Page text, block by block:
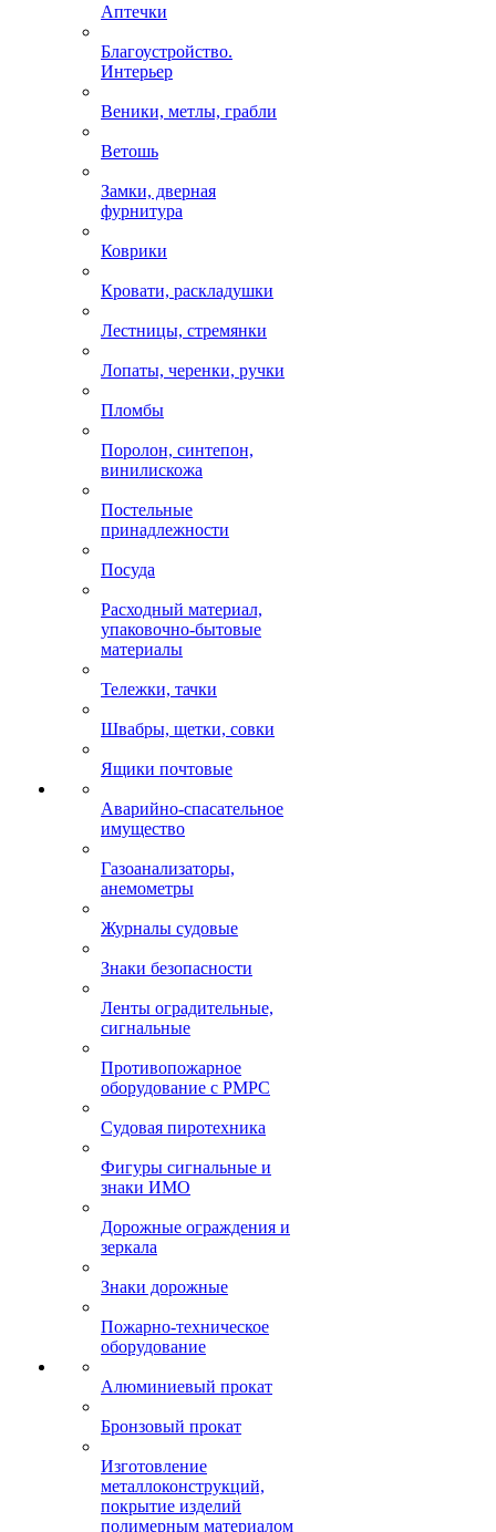
Аптечки
Благоустройство.
Интерьер
Веники, метлы, грабли
Ветошь
Замки, дверная
фурнитура
Коврики
Кровати, раскладушки
Лестницы, стремянки
Лопаты, черенки, ручки
Пломбы
Поролон, синтепон,
винилискожа
Постельные
принадлежности
Посуда
Расходный материал,
упаковочно-бытовые
материалы
Тележки, тачки
Швабры, щетки, совки
Ящики почтовые
Аварийно-спасательное
имущество
Газоанализаторы,
анемометры
Журналы судовые
Знаки безопасности
Ленты оградительные,
сигнальные
Противопожарное
оборудование с РМРС
Судовая пиротехника
Фигуры сигнальные и
знаки ИМО
Дорожные ограждения и
зеркала
Знаки дорожные
Пожарно-техническое
оборудование
Алюминиевый прокат
Бронзовый прокат
Изготовление
металлоконструкций,
покрытие изделий
полимерным материалом